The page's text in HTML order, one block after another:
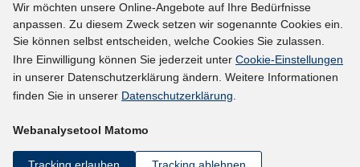
Social-Media-Kanäle
BlueSky
YouTube
LinkedIn
kununu
Netiquette
Wir möchten unsere Online-Angebote auf Ihre Bedürfnisse
anpassen. Zu diesem Zweck setzen wir sogenannte Cookies ein.
Sie können selbst entscheiden, welche Cookies Sie zulassen.
Ihre Einwilligung können Sie jederzeit unter Cookie-Einstellungen
in unserer Datenschutzerklärung ändern. Weitere Informationen
finden Sie in unserer Datenschutzerklärung.
Webanalysetool Matomo